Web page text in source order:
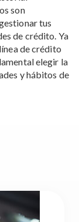
son
tus
de crédito. Ya
de crédito
elegir la
y hábitos de